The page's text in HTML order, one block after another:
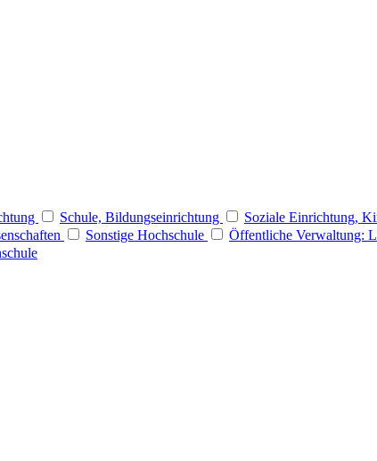
Schule, Bildungseinrichtung Soziale Einrichtung,
Sonstige Hochschule Öffentliche Verwaltung: